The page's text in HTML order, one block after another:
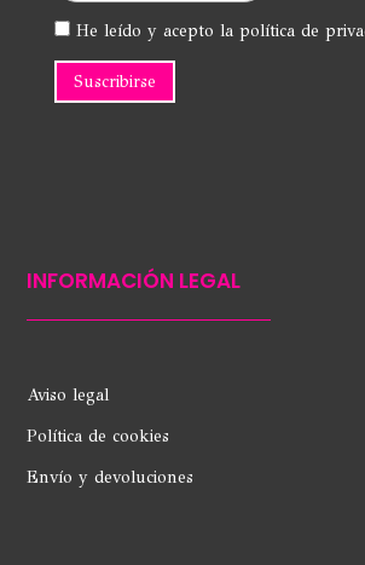
He leído y acepto la política de
INFORMACIÓN LEGAL
Aviso legal
Política de cookies
Envío y devoluciones